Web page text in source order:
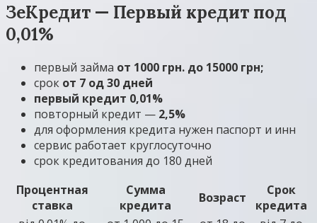
ЗеКредит — Первый кредит под
0,01%
первый займа от 1000 грн. до 15000 грн;
срок от 7 од 30 дней
первый кредит 0,01%
повторный кредит — 2,5%
для оформления кредита нужен паспорт и инн
сервис работает круглосуточно
срок кредитования до 180 дней
Процентная
ставка
Сумма
кредита
Возраст
Срок
кредита